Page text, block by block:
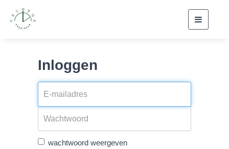
Inloggen
wachtwoord weergeven